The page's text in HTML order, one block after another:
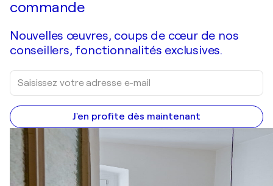
commande
Nouvelles œuvres, coups de cœur de nos
conseillers, fonctionnalités exclusives.
J'en profite dès maintenant